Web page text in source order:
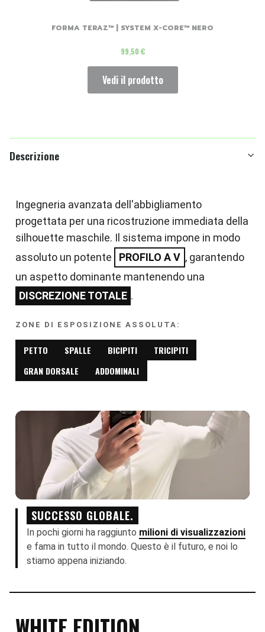
FORMA TERAZ™ | SYSTEM X-CORE™ NERO
Prezzo
99,50 €
Vedi il prodotto
Descrizione
Ingegneria avanzata dell'abbigliamento
progettata per una ricostruzione immediata della
silhouette maschile. Il sistema impone in modo
assoluto un potente
PROFILO A V , garantendo
un aspetto dominante mantenendo una
DISCREZIONE TOTALE .
ZONE DI ESPOSIZIONE ASSOLUTA:
PETTO SPALLE BICIPITI
TRICIPITI
GRAN DORSALE
ADDOMINALI
SUCCESSO GLOBALE.
In pochi giorni ha raggiunto milioni di visualizzazioni
e fama in tutto il mondo. Questo è il futuro, e noi lo
stiamo appena iniziando.